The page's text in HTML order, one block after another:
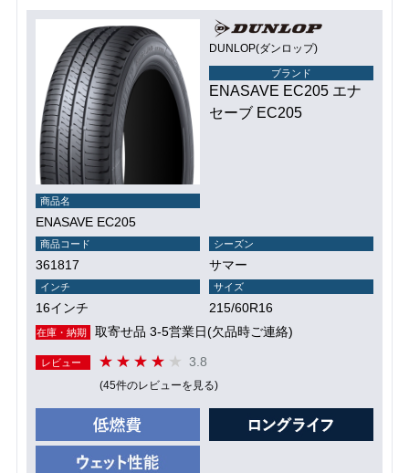
DUNLOP(ダンロップ)
ブランド
ENASAVE EC205 エナ
セーブ EC205
商品名
ENASAVE EC205
商品コード
361817
シーズン
サマー
インチ
16インチ
サイズ
215/60R16
在庫・納期 取寄せ品 3-5営業日(欠品時ご連絡)
レビュー 3.8
(45件のレビューを見る)